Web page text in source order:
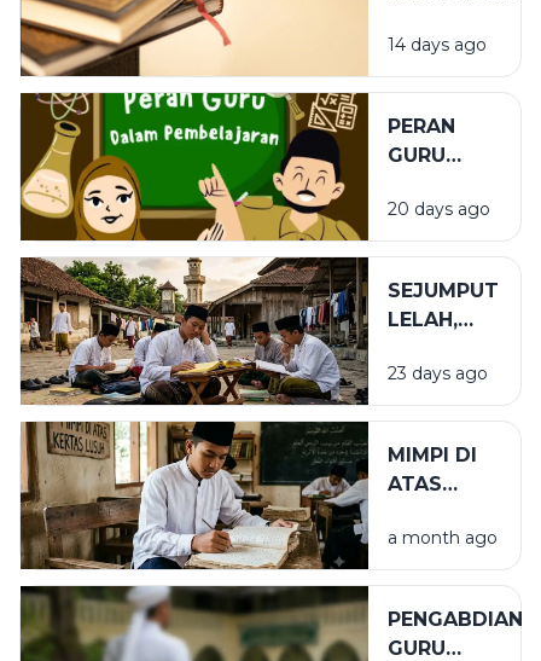
YANG TEPAT
14 days ago
PERAN
GURU
PENDIDIKAN
20 days ago
SEJUMPUT
LELAH,
BARAKAH
23 days ago
MIMPI DI
ATAS
LUSUH
a month ago
PENGABDIAN
GURU